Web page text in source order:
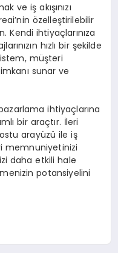
ve iş akışınızı
özelleştirilebilir
Kendi ihtiyaçlarınıza
hızlı bir şekilde
müşteri
sunar ve
ihtiyaçlarına
bir araçtır. İleri
arayüzü ile iş
memnuniyetinizi
daha etkili hale
potansiyelini